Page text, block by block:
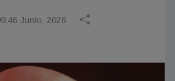
Junio, 2026